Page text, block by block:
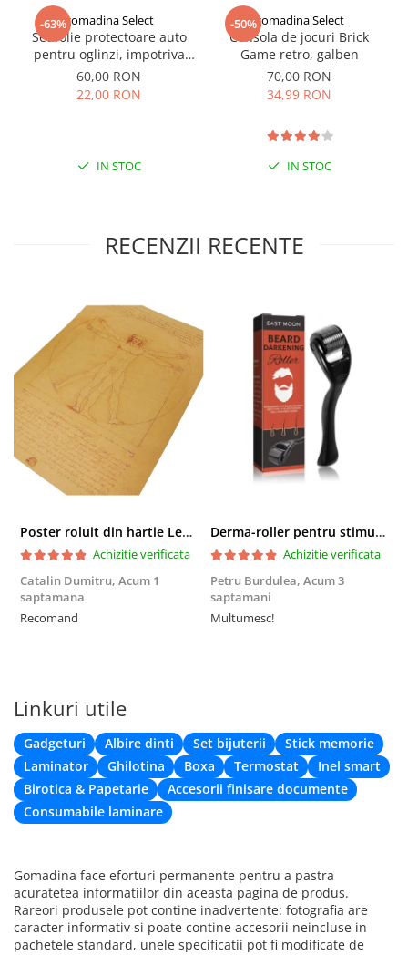
-63%gomadina Select
Set folie protectoare auto
pentru oglinzi, impotriva
apei si aburului, Film
Protect
60,00 RON
22,00 RON
IN STOC
-50%gomadina Select
Consola de jocuri Brick
Game retro, galben
70,00 RON
34,99 RON
IN STOC
RECENZII RECENTE
Poster roluit din hartie Leonardo Da Vinci, Vitruvian Man, vintage, 51x35 cm
Achizitie verificata
Catalin Dumitru, Acum 1
saptamana
Recomand
Derma-roller pentru stimularea cresterii parului, scalp si barba, Beard Roller
Achizitie verificata
Petru Burdulea, Acum 3
saptamani
Multumesc!
Linkuri utile
Gadgeturi Albire dinti Set bijuterii
Stick memorie
Laminator
Ghilotina Boxa Termostat
Inel smart
Birotica & Papetarie
Accesorii finisare documente
Consumabile laminare
Gomadina face eforturi permanente pentru a pastra
acuratetea informatiilor din aceasta pagina de produs.
Rareori produsele pot contine inadvertente: fotografia are
caracter informativ si poate contine accesorii neincluse in
pachetele standard, unele specificatii pot fi modificate de